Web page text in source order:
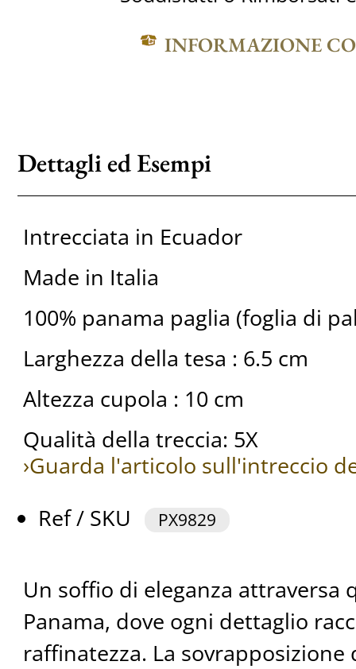
INFORMAZIONE
Dettagli ed Esempi
Intrecciata in Ecuador
Made in Italia
100% panama paglia (foglia di
Larghezza della tesa : 6.5 cm
Altezza cupola : 10 cm
Qualità della treccia: 5X
›Guarda l'articolo sull'intreccio
Ref / SKU
PX9829
Un soffio di eleganza attraversa
Panama, dove ogni dettaglio
raffinatezza. La